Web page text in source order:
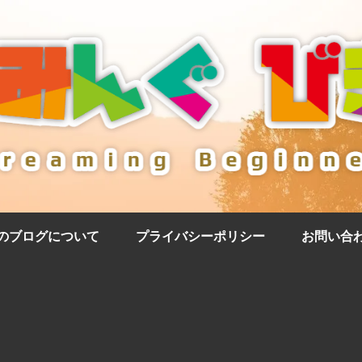
ブログについて プライバシーポリシー お問い合